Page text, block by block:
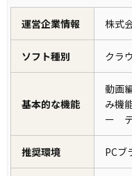
運営企業情報 株式
ソフト種別 クラ
基本的な機能
動画
み機
ー
推奨環境 PC